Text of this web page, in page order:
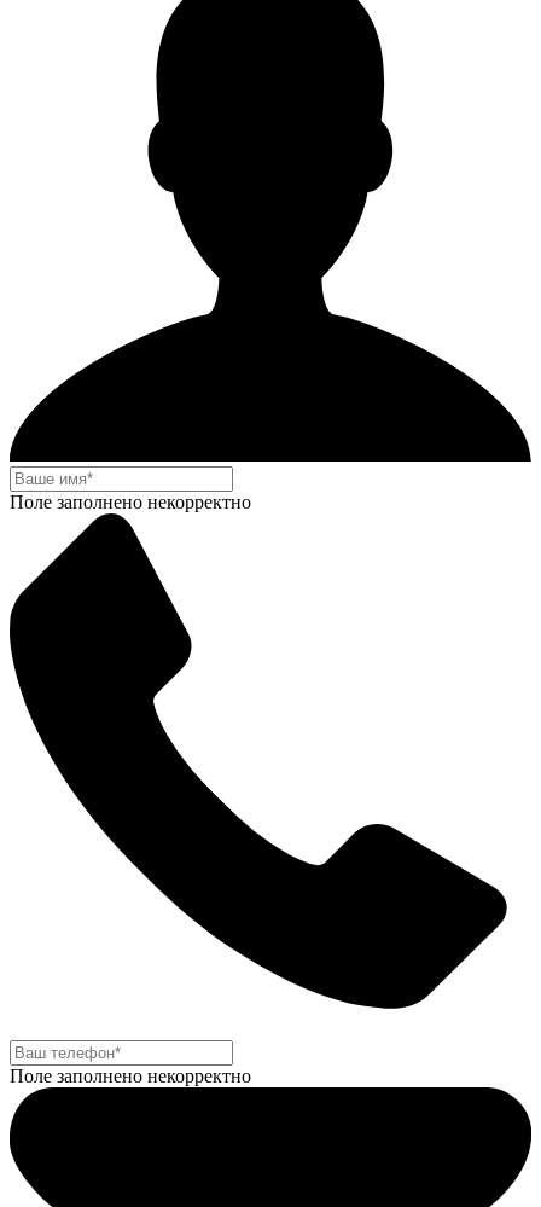
Поле заполнено некорректно
Поле заполнено некорректно